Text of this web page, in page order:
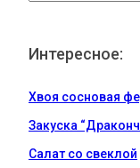
Интересное:
Хвоя сосновая
Закуска
Салат со свеклой